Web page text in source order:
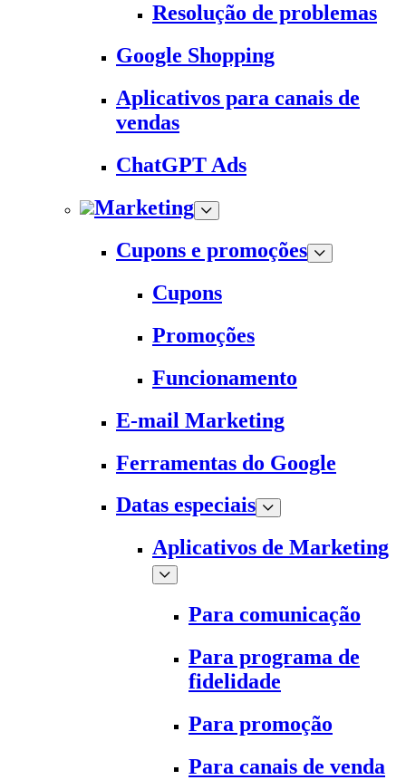
Resolução de problemas
Google Shopping
Aplicativos para canais de
vendas
ChatGPT Ads
Marketing
Cupons e promoções
Cupons
Promoções
Funcionamento
E-mail Marketing
Ferramentas do Google
Datas especiais
Aplicativos de Marketing
Para comunicação
Para programa de
fidelidade
Para promoção
Para canais de venda